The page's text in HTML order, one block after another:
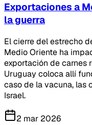
Exportaciones a
la guerra
El cierre del estrecho
Medio Oriente ha
exportación de carnes
Uruguay coloca allí
caso de la vacuna, las
Israel.
2 mar 2026